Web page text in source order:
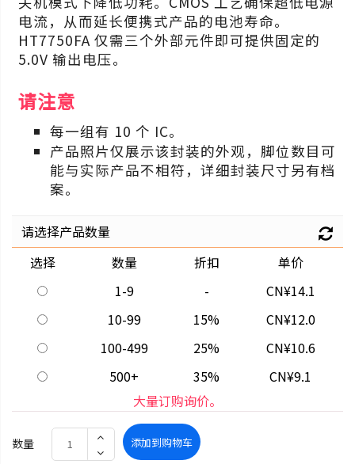
电流，从而延长便携式产品的电池寿命。
HT7750FA 仅需三个外部元件即可提供固定的
5.0V 输出电压。
请注意
每一组有 10 个 IC。
产品照片仅展示该封装的外观，脚位数目可
能与实际产品不相符，详细封装尺寸另有档
案。
请选择产品数量
选择
数量 折扣
单价
1-9
-
CN¥14.1
10-99
15%
CN¥12.0
100-499
25%
CN¥10.6
500+
35%
CN¥9.1
大量订购询价。
数量 添加到购物车